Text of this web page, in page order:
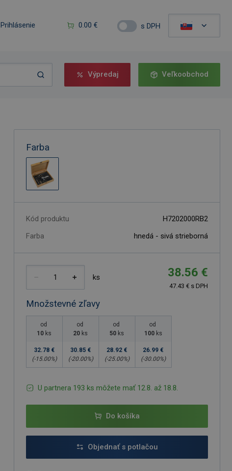
Prihlásenie 0.00 € s DPH
Výpredaj Veľkoobchod
Farba
Kód produktu
H7202000RB2
Farba
hnedá - sivá strieborná
ks 38.56 €
47.43 € s DPH
Množstevné zľavy
od
10 ks
32.78 €
(-15.00%)
od
20 ks
30.85 €
(-20.00%)
od
50 ks
28.92 €
(-25.00%)
od
100 ks
26.99 €
(-30.00%)
U partnera 193 ks môžete mať 12.8. až 18.8.
Do košíka
Objednať s potlačou